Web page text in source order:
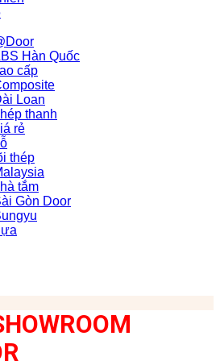
Hàn Quốc
cấp
Loan
thanh
rẻ
thép
tắm
Gòn Door